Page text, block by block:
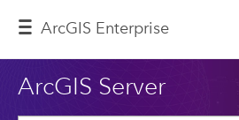
ArcGIS Enterprise
ArcGIS Server